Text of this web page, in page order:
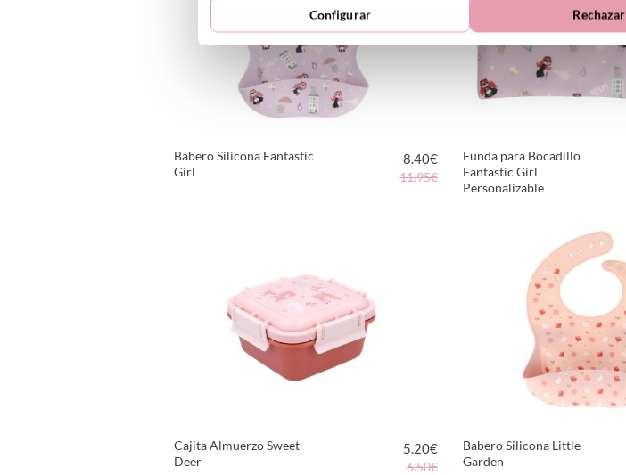
Babero Silicona Fantastic
Girl
8.40€
11.95€
Funda para Bocadillo
Fantastic Girl
Personalizable
Cajita Almuerzo Sweet
Deer
5.20€
6.50€
Babero Silicona Little
Garden
Configurar Rechazar